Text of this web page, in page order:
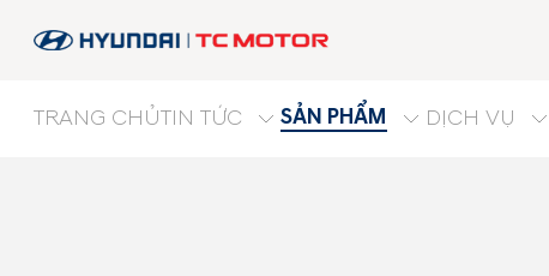
TRANG CHỦTIN TỨC SẢN PHẨM DỊCH VỤ